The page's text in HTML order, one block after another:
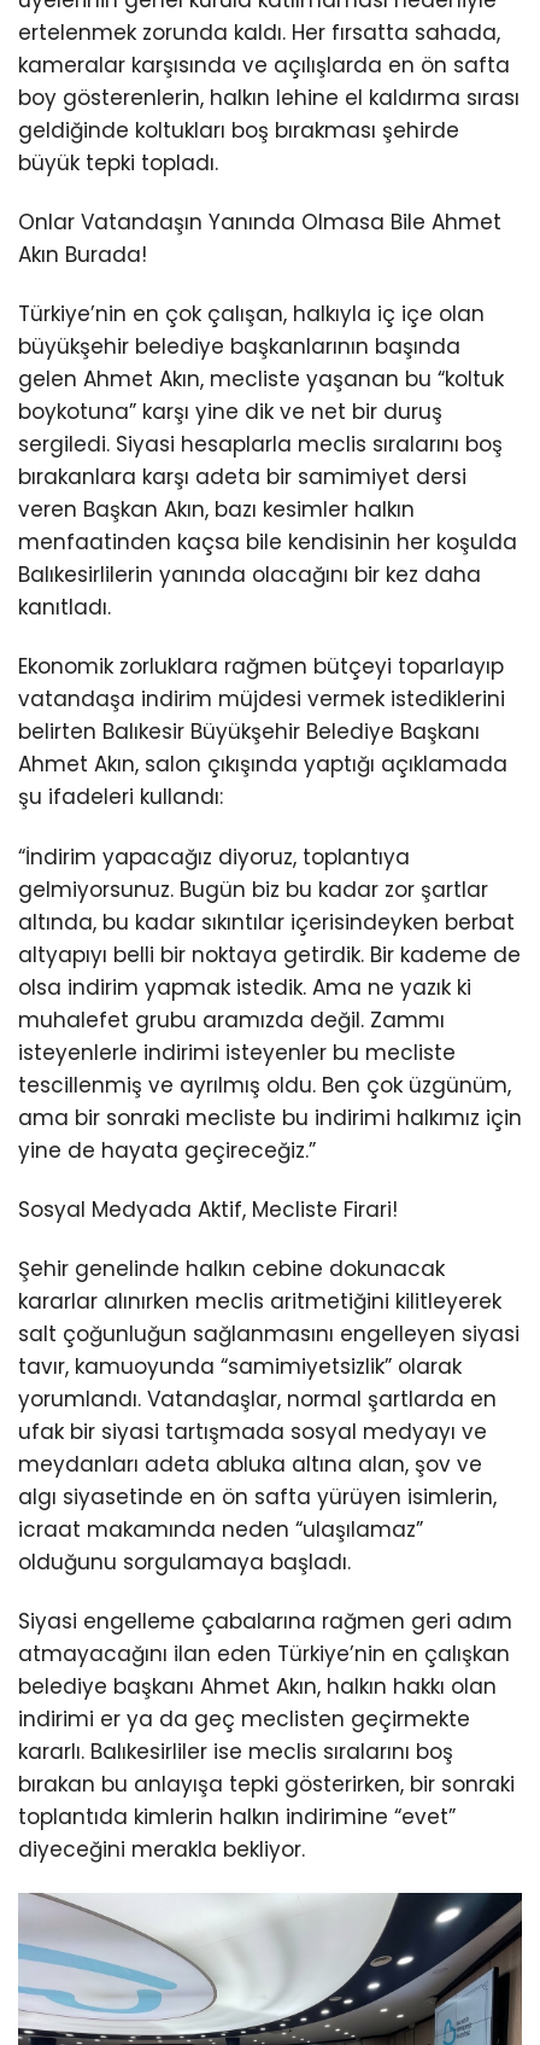
ertelenmek zorunda kaldı. Her fırsatta sahada,
kameralar karşısında ve açılışlarda en ön safta
boy gösterenlerin, halkın lehine el kaldırma sırası
geldiğinde koltukları boş bırakması şehirde
büyük tepki topladı.
Onlar Vatandaşın Yanında Olmasa Bile Ahmet
Akın Burada!
Türkiye’nin en çok çalışan, halkıyla iç içe olan
büyükşehir belediye başkanlarının başında
gelen Ahmet Akın, mecliste yaşanan bu “koltuk
boykotuna” karşı yine dik ve net bir duruş
sergiledi. Siyasi hesaplarla meclis sıralarını boş
bırakanlara karşı adeta bir samimiyet dersi
veren Başkan Akın, bazı kesimler halkın
menfaatinden kaçsa bile kendisinin her koşulda
Balıkesirlilerin yanında olacağını bir kez daha
kanıtladı.
Ekonomik zorluklara rağmen bütçeyi toparlayıp
vatandaşa indirim müjdesi vermek istediklerini
belirten Balıkesir Büyükşehir Belediye Başkanı
Ahmet Akın, salon çıkışında yaptığı açıklamada
şu ifadeleri kullandı:
“İndirim yapacağız diyoruz, toplantıya
gelmiyorsunuz. Bugün biz bu kadar zor şartlar
altında, bu kadar sıkıntılar içerisindeyken berbat
altyapıyı belli bir noktaya getirdik. Bir kademe de
olsa indirim yapmak istedik. Ama ne yazık ki
muhalefet grubu aramızda değil. Zammı
isteyenlerle indirimi isteyenler bu mecliste
tescillenmiş ve ayrılmış oldu. Ben çok üzgünüm,
ama bir sonraki mecliste bu indirimi halkımız için
yine de hayata geçireceğiz.”
Sosyal Medyada Aktif, Mecliste Firari!
Şehir genelinde halkın cebine dokunacak
kararlar alınırken meclis aritmetiğini kilitleyerek
salt çoğunluğun sağlanmasını engelleyen siyasi
tavır, kamuoyunda “samimiyetsizlik” olarak
yorumlandı. Vatandaşlar, normal şartlarda en
ufak bir siyasi tartışmada sosyal medyayı ve
meydanları adeta abluka altına alan, şov ve
algı siyasetinde en ön safta yürüyen isimlerin,
icraat makamında neden “ulaşılamaz”
olduğunu sorgulamaya başladı.
Siyasi engelleme çabalarına rağmen geri adım
atmayacağını ilan eden Türkiye’nin en çalışkan
belediye başkanı Ahmet Akın, halkın hakkı olan
indirimi er ya da geç meclisten geçirmekte
kararlı. Balıkesirliler ise meclis sıralarını boş
bırakan bu anlayışa tepki gösterirken, bir sonraki
toplantıda kimlerin halkın indirimine “evet”
diyeceğini merakla bekliyor.